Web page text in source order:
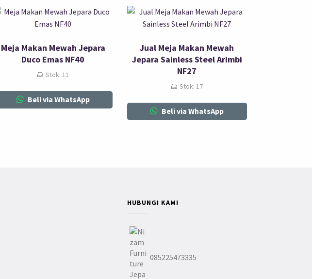
Meja Makan Mewah Jepara
Duco Emas NF40
Stok: 11
Beli via WhatsApp
Jual Meja Makan Mewah
Jepara Sainless Steel Arimbi
NF27
Stok: 17
Beli via WhatsApp
HUBUNGI KAMI
085225473335